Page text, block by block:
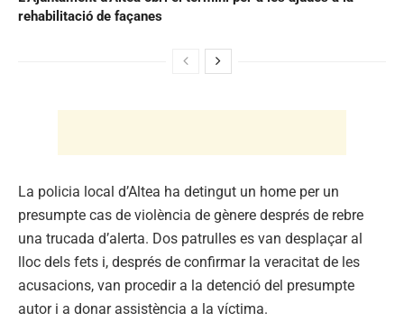
rehabilitació de façanes
La policia local d’Altea ha detingut un home per un
presumpte cas de violència de gènere després de rebre
una trucada d’alerta. Dos patrulles es van desplaçar al
lloc dels fets i, després de confirmar la veracitat de les
acusacions, van procedir a la detenció del presumpte
autor i a donar assistència a la víctima.